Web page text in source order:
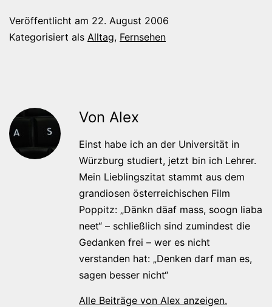
Veröffentlicht am 22. August 2006
Kategorisiert als Alltag, Fernsehen
Von Alex
Einst habe ich an der Universität in
Würzburg studiert, jetzt bin ich Lehrer.
Mein Lieblingszitat stammt aus dem
grandiosen österreichischen Film
Poppitz: „Dänkn däaf mass, soogn liaba
neet“ – schließlich sind zumindest die
Gedanken frei – wer es nicht
verstanden hat: „Denken darf man es,
sagen besser nicht“
Alle Beiträge von Alex anzeigen.